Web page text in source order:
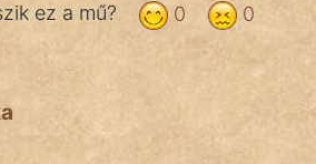
0
0
ez a mű?